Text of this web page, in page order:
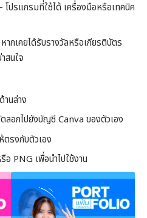
โปรแกรมที่ใช้ได้ เครื่องมือหรือเทคนิค
ากเคยได้รับรางวัลหรือเกียรติบัตร
สนใจ
นล่าง
ลอกไปยังบัญชี Canva ของตัวเอง
รงกับตัวเอง
อ PNG เพื่อนำไปใช้งาน